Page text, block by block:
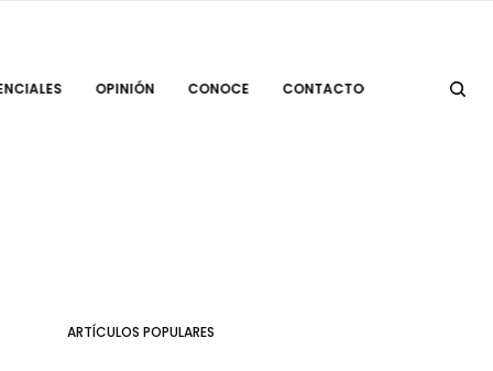
OPINIÓN CONOCE CONTACTO
ARTÍCULOS POPULARES